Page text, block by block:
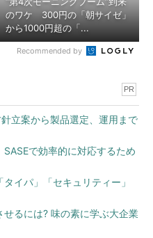
のワケ 300円の「朝サイゼ」
から1000円超の「...
Recommended by
PR
立案から製品選定、運用まで
で効率的に対応するため
イパ」「セキュリティー」
るには? 味の素に学ぶ大企業